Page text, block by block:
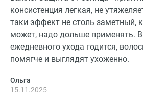
консистенция легкая, не
таки эффект не столь заметный,
может, надо дольше применять.
ежедневного ухода годится,
помягче и выглядят ухоженно.
Ольга
15.11.2025